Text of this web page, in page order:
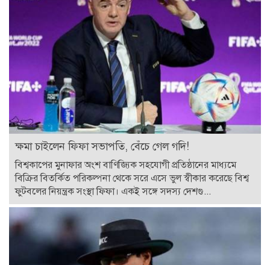
ক্ষমা চাইলেন ফিফা সভাপতি, বেঁচে গেল গদি!
বিশ্বকাপের মুনাফার অংশ বাণিজ্যিক সহযোগী প্রতিষ্ঠানের মাধ্যমে
বিক্রির বিতর্কিত পরিকল্পনা থেকে সরে এসে ভুল স্বীকার করেছে বিশ্ব
ফুটবলের নিয়ন্ত্রক সংস্থা ফিফা। একই সঙ্গে সদস্য দেশগু...